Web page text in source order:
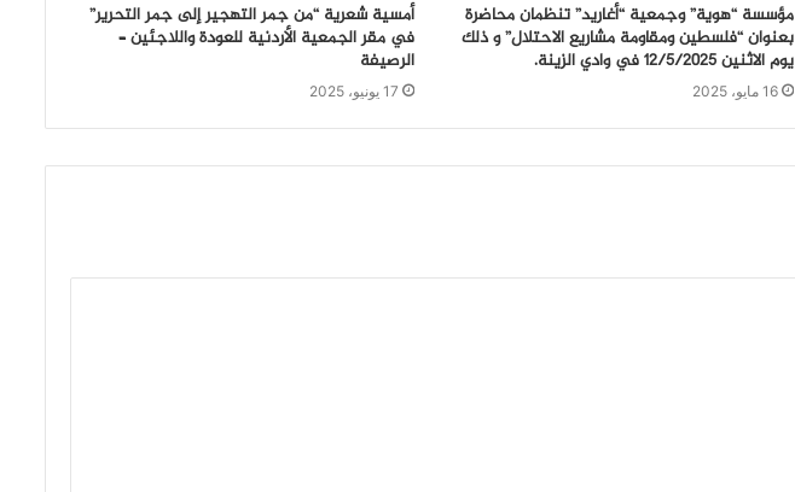
مؤسسة “هوية” وجمعية “أغاريد” تنظمان محاضرة
بعنوان “فلسطين ومقاومة مشاريع الاحتلال” و ذلك
يوم الاثنين 12/5/2025 في وادي الزينة.
16 مايو، 2025
أمسية شعرية “من جمر التهجير إلى جمر التحرير”
في مقر الجمعية الأردنية للعودة واللاجئين –
الرصيفة
17 يونيو، 2025